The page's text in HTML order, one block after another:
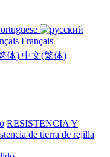
Français
中文(繁体)
RESISTENCIA Y
de tierra de rejilla